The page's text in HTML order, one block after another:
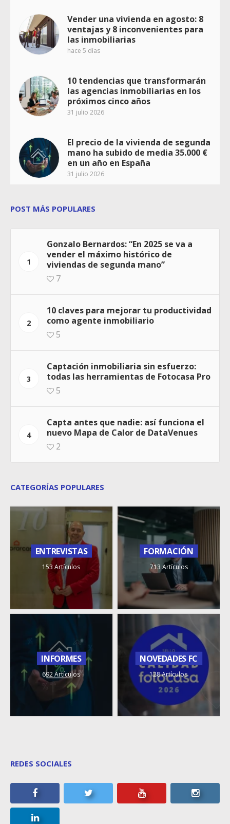
Vender una vivienda en agosto: 8
ventajas y 8 inconvenientes para
las inmobiliarias
hace 5 días
10 tendencias que transformarán
las agencias inmobiliarias en los
próximos cinco años
31 julio 2026
El precio de la vivienda de segunda
mano ha subido de media 35.000 €
en un año en España
31 julio 2026
POST MÁS POPULARES
1
Gonzalo Bernardos: “En 2025 se va a
vender el máximo histórico de
viviendas de segunda mano”
7
2
10 claves para mejorar tu productividad
como agente inmobiliario
5
3
Captación inmobiliaria sin esfuerzo:
todas las herramientas de Fotocasa Pro
5
4
Capta antes que nadie: así funciona el
nuevo Mapa de Calor de DataVenues
2
CATEGORÍAS POPULARES
ENTREVISTAS
153 Artículos
FORMACIÓN
713 Artículos
INFORMES
692 Artículos
NOVEDADES FC
128 Artículos
REDES SOCIALES